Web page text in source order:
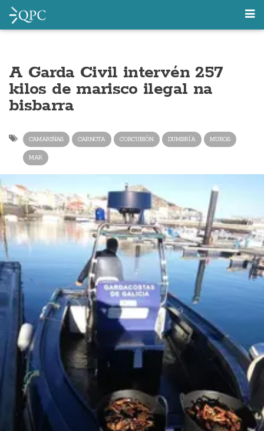
A Garda Civil intervén 257
kilos de marisco ilegal na
bisbarra
CAMARIÑAS CARNOTA CORCUBIÓN DUMBRÍA MUROS
MAR